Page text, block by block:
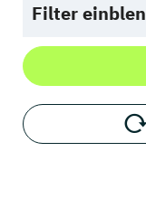
Filter